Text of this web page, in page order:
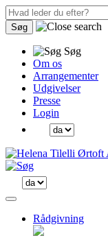
Søg
Søg
Om os
Arrangementer
Udgivelser
Presse
Login
Rådgivning